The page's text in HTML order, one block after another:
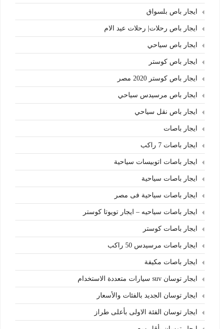
ايجار باص بلسواق
ايجار باص رحلات| رحلات عيد الام
ايجار باص سياحي
ايجار باص كوستر
ايجار باص كوستر 2020 مصر
ايجار باص مرسيدس سياحي
ايجار باص نقل سياحي
ايجار باصات
ايجار باصات 7 راكب
ايجار باصات اتوبيسات سياحية
ايجار باصات سياحية
ايجار باصات سياحية فى مصر
ايجار باصات سياحيه – ايجار تويوتا كوستر
ايجار باصات كوستر
ايجار باصات مرسيدس 50 راكب
ايجار باصات مكيفة
ايجار توسان suv سيارات متعددة الاستخدام
ايجار توسان الجديد بالفئات والأسعار
ايجار توسان الفئة الاولى بأعلى طراز